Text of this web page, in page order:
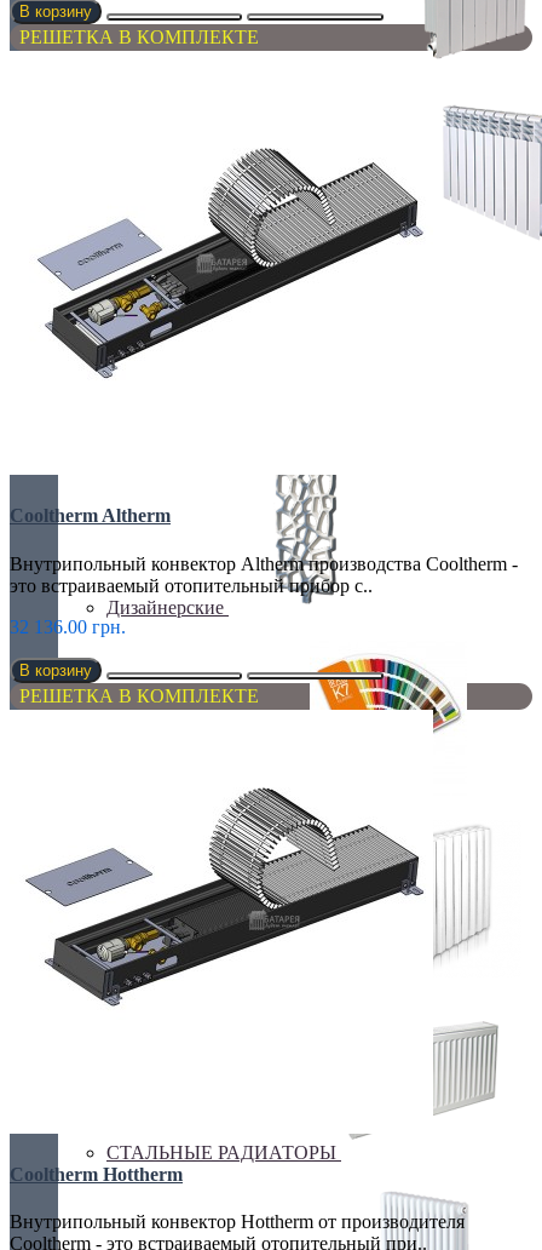
БИМЕТАЛИЧЕСКИЕ РАДИАТОРЫ
Дизайнерские
Покраска оборудования
РАДИАТОРЫ ДЛЯ ЗАМЕНЫ
СТАЛЬНЫЕ РАДИАТОРЫ
В корзину
РЕШЕТКА В КОМПЛЕКТЕ
Cooltherm Altherm
Внутрипольный конвектор Altherm производства Cooltherm -
это встраиваемый отопительный прибор с..
32 136.00 грн.
В корзину
РЕШЕТКА В КОМПЛЕКТЕ
Cooltherm Hottherm
Внутрипольный конвектор Hottherm от производителя
Cooltherm - это встраиваемый отопительный при..